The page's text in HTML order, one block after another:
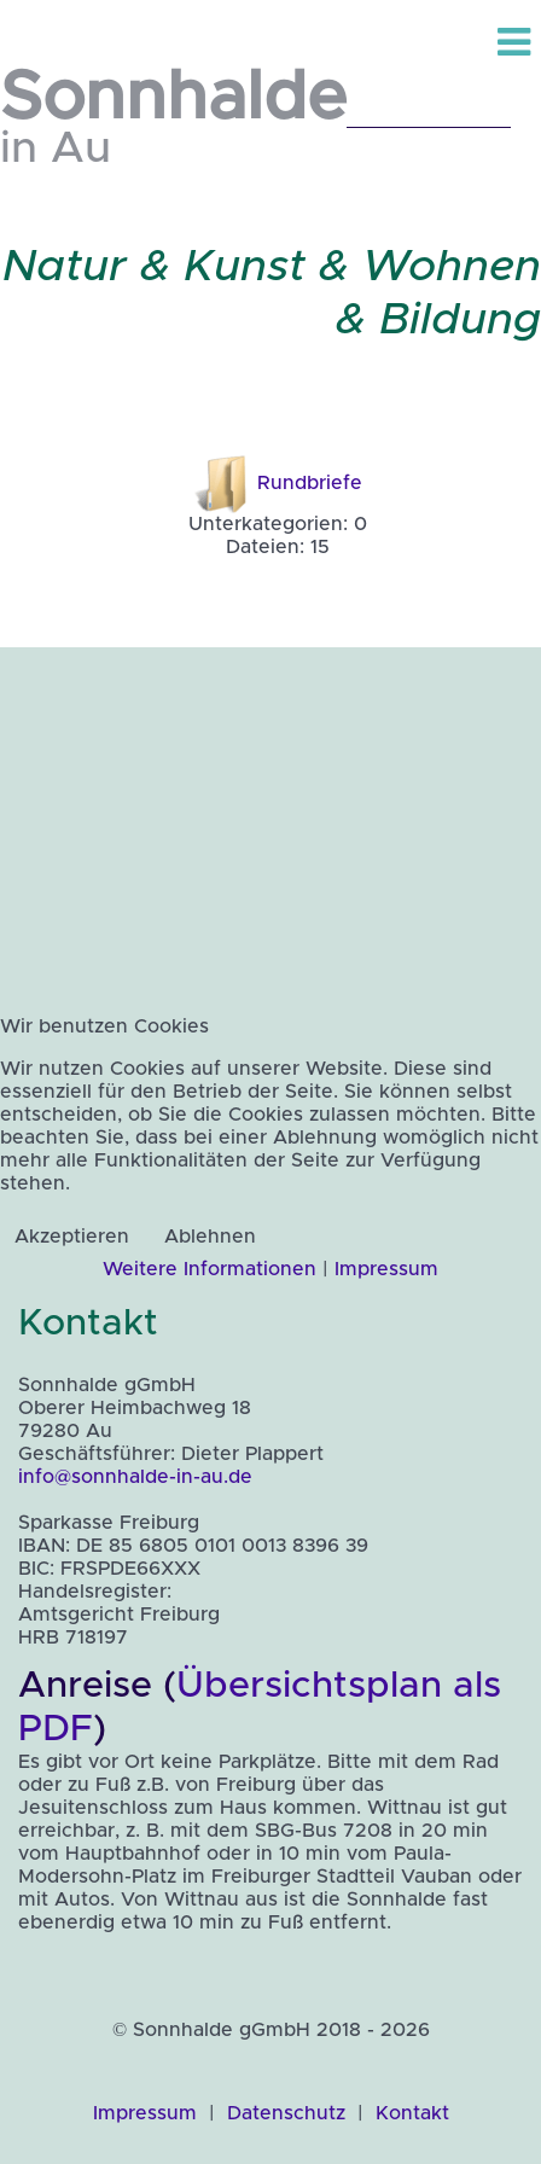
Sonnhalde
in Au
Natur & Kunst & Wohnen
& Bildung
Rundbriefe
Unterkategorien: 0
Dateien: 15
Kontakt
Sonnhalde gGmbH
Oberer Heimbachweg 18
79280 Au
Geschäftsführer: Dieter Plappert
info@sonnhalde-in-au.de
Sparkasse Freiburg
IBAN: DE 85 6805 0101 0013 8396 39
BIC: FRSPDE66XXX
Handelsregister:
Amtsgericht Freiburg
HRB 718197
Anreise (Übersichtsplan als
PDF)
Es gibt vor Ort keine Parkplätze. Bitte mit dem Rad
oder zu Fuß z.B. von Freiburg über das
Jesuitenschloss zum Haus kommen. Wittnau ist gut
erreichbar, z. B. mit dem SBG-Bus 7208 in 20 min
vom Hauptbahnhof oder in 10 min vom Paula-
Modersohn-Platz im Freiburger Stadtteil Vauban oder
mit Autos. Von Wittnau aus ist die Sonnhalde fast
ebenerdig etwa 10 min zu Fuß entfernt.
© Sonnhalde gGmbH 2018 - 2026
Impressum Datenschutz| Kontakt
Wir benutzen Cookies
Wir nutzen Cookies auf unserer Website. Diese sind
essenziell für den Betrieb der Seite. Sie können selbst
entscheiden, ob Sie die Cookies zulassen möchten. Bitte
beachten Sie, dass bei einer Ablehnung womöglich nicht
mehr alle Funktionalitäten der Seite zur Verfügung
stehen.
Akzeptieren
Ablehnen
Weitere Informationen
Impressum